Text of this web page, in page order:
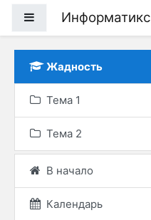
Боковая панель
Информатикс
Жадность
Тема 1
Тема 2
В начало
Календарь